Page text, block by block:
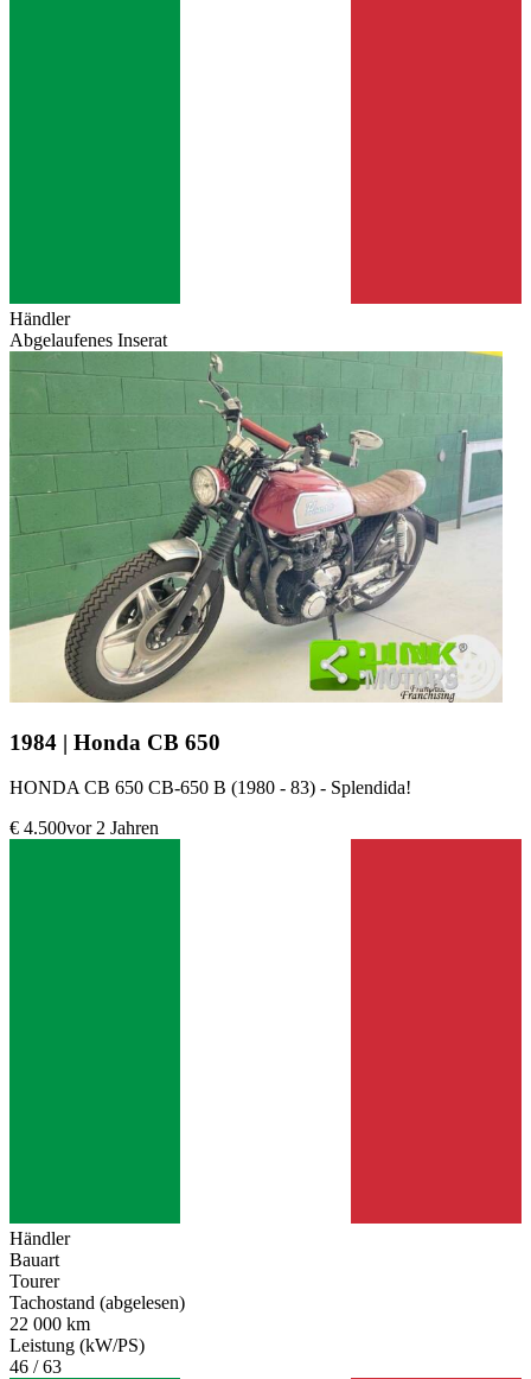
Händler
Abgelaufenes Inserat
1984 | Honda CB 650
HONDA CB 650 CB-650 B (1980 - 83) - Splendida!
€ 4.500vor 2 Jahren
Händler
Bauart
Tourer
Tachostand (abgelesen)
22 000 km
Leistung (kW/PS)
46 / 63